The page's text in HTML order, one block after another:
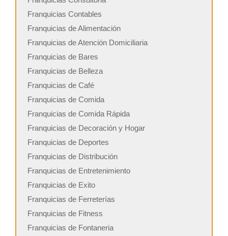
Franquicias Contables
Franquicias de Alimentación
Franquicias de Atención Domiciliaria
Franquicias de Bares
Franquicias de Belleza
Franquicias de Café
Franquicias de Comida
Franquicias de Comida Rápida
Franquicias de Decoración y Hogar
Franquicias de Deportes
Franquicias de Distribución
Franquicias de Entretenimiento
Franquicias de Exito
Franquicias de Ferreterías
Franquicias de Fitness
Franquicias de Fontaneria